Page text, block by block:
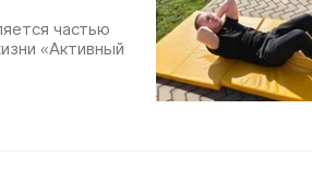
частью
«Активный